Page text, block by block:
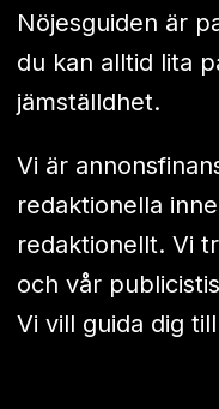
Nöjesguiden är
du kan alltid lita
jämställdhet.
Vi är
redaktionella
redaktionellt. Vi
och vår
Vi vill guida dig